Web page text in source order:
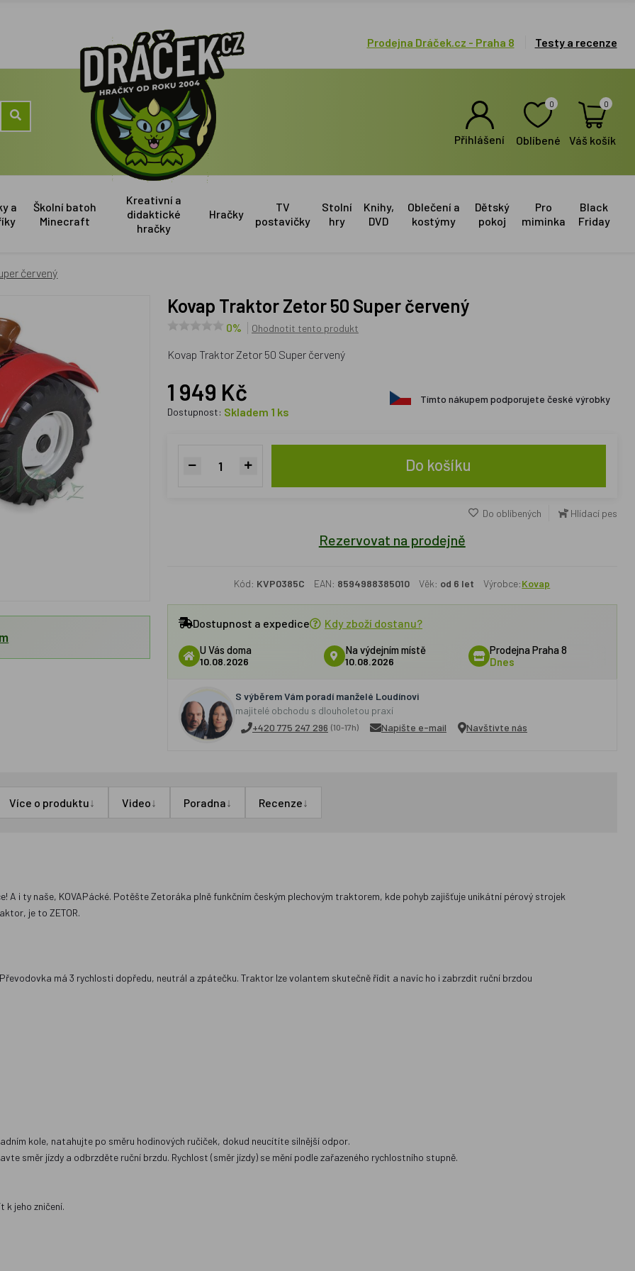
Prodejna Dráček.cz - Praha 8 Testy a recenze
Přihlášení
0
Oblíbené
0
Váš košík
a
Školní batoh
Minecraft
Kreativní a
didaktické
hračky
Hračky
TV
postavičky
Stolní
hry
Knihy,
DVD
Oblečení a
kostýmy
Dětský
pokoj
Pro
miminka
Black
Friday
červený
Kovap Traktor Zetor 50 Super červený
0% Ohodnotit tento produkt
Kovap Traktor Zetor 50 Super červený
1 949 Kč
Dostupnost: Skladem 1 ks
Tímto nákupem podporujete české výrobky
Do košíku
Do oblíbených Hlídací pes
Rezervovat na prodejně
Kód: KVP0385C EAN: 8594988385010 Věk: od 6 let Výrobce:Kovap
Dostupnost a expedice Kdy zboží dostanu?
U Vás doma
10.08.2026
Na výdejním místě
10.08.2026
Prodejna Praha 8
Dnes
S výběrem Vám poradí manželé Loudínovi
majitelé obchodu s dlouholetou praxí
+420 775 247 296 (10-17h) Napište e-mail Navštivte nás
Více o produktu↓ Video↓ Poradna↓ Recenze↓
A i ty naše, KOVAPácké. Potěšte Zetoráka plně funkčním českým plechovým traktorem, kde pohyb zajišťuje unikátní pérový strojek
je to ZETOR.
má 3 rychlosti dopředu, neutrál a zpátečku. Traktor lze volantem skutečně řídit a navíc ho i zabrzdit ruční brzdou
kole, natahujte po směru hodinových ručiček, dokud neucítíte silnější odpor.
směr jízdy a odbrzděte ruční brzdu. Rychlost (směr jízdy) se mění podle zařazeného rychlostního stupně.
k jeho zničení.